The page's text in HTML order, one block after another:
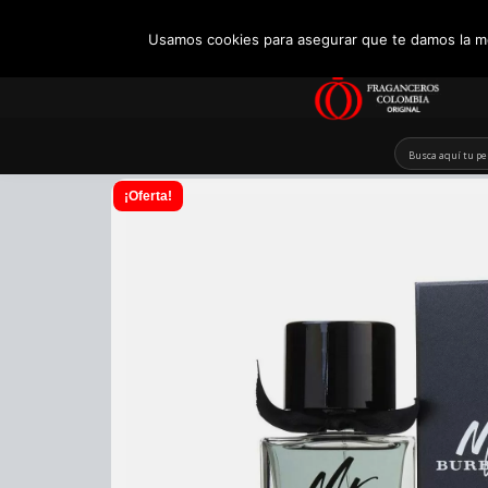
to
¡Oferta!
Usamos cookies para asegurar que te damos la